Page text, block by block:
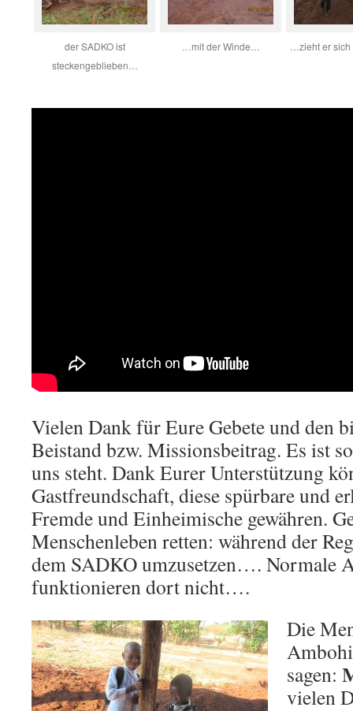
der SADKO ist
steckengeblieben…
…mit der Winde… …zieht er
Vielen Dank für Eure Gebete und den
Beistand bzw. Missionsbeitrag. Es ist
uns steht. Dank Eurer Unterstützung
Gastfreundschaft, diese spürbare und
Fremde und Einheimische gewähren.
Menschenleben retten: während der
dem SADKO umzusetzen…. Normale
funktionieren dort nicht….
Die
sagen:
vielen